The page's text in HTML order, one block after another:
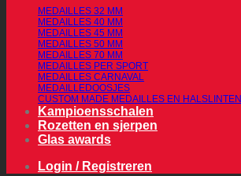
MEDAILLES 32 MM
MEDAILLES 40 MM
MEDAILLES 45 MM
MEDAILLES 50 MM
MEDAILLES 70 MM
MEDAILLES PER SPORT
MEDAILLES CARNAVAL
MEDAILLEDOOSJES
CUSTOM MADE MEDAILLES EN HALSLINTEN
Kampioensschalen
Rozetten en sjerpen
Glas awards
Login / Registreren